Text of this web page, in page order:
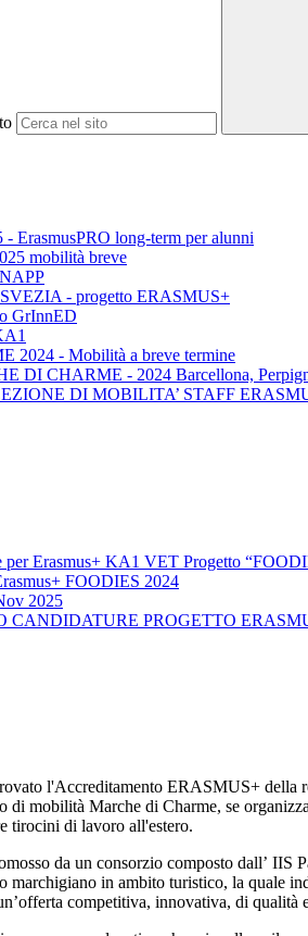
ErasmusPRO long-term per alunni
mobilità breve
- progetto ERASMUS+
GrInnED
2024 - Mobilità a breve termine
DI CHARME - 2024 Barcellona,
DI MOBILITA’ STAFF
per Erasmus+ KA1 VET Progetto
FOODIES 2024
2025
CANDIDATURE PROGETTO
l'Accreditamento ERASMUS+ della
di mobilità Marche di Charme, se
tirocini di lavoro all'estero.
da un consorzio composto dall’ IIS
in ambito turistico, la quale
competitiva, innovativa, di